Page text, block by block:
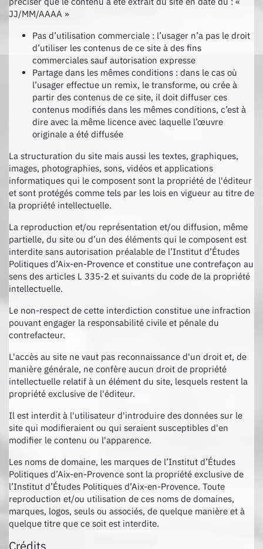
JJ/MM/AAAA »
Pas d’utilisation commerciale : l’usager n’a pas le droit
d’utiliser les contenus de ce site à des fins
commerciales sauf autorisation expresse
Partage dans les mêmes conditions : dans le cas où
l’usager effectue un remix, le transforme, ou crée à
partir des contenus de ce site, il doit diffuser ces
contenus modifiés dans les mêmes conditions, c’est à
dire avec la même licence avec laquelle l’œuvre
originale a été diffusée
La structuration du site mais aussi les textes, graphiques,
images, photographies, sons, vidéos et applications
informatiques qui le composent sont la propriété de l'éditeur
et sont protégés comme tels par les lois en vigueur au titre de
la propriété intellectuelle.
La reproduction et/ou représentation et/ou diffusion, même
partielle, du site ou d’un des éléments qui le composent est
interdite sans autorisation préalable de l’Institut d’Études
Politiques d’Aix-en-Provence et constitue une contrefaçon au
sens des articles L 335-2 et suivants du code de la propriété
intellectuelle.
Le non-respect de cette interdiction constitue une infraction
pouvant engager la responsabilité civile et pénale du
contrefacteur.
L'accès au site ne vaut pas reconnaissance d'un droit et, de
manière générale, ne confère aucun droit de propriété
intellectuelle relatif à un élément du site, lesquels restent la
propriété exclusive de l'éditeur.
Il est interdit à l'utilisateur d'introduire des données sur le
site qui modifieraient ou qui seraient susceptibles d'en
modifier le contenu ou l'apparence.
Les noms de domaine, les marques de l’Institut d’Études
Politiques d’Aix-en-Provence sont la propriété exclusive de
l’Institut d’Études Politiques d’Aix-en-Provence. Toute
reproduction et/ou utilisation de ces noms de domaines,
marques, logos, seuls ou associés, de quelque manière et à
quelque titre que ce soit est interdite.
Crédits